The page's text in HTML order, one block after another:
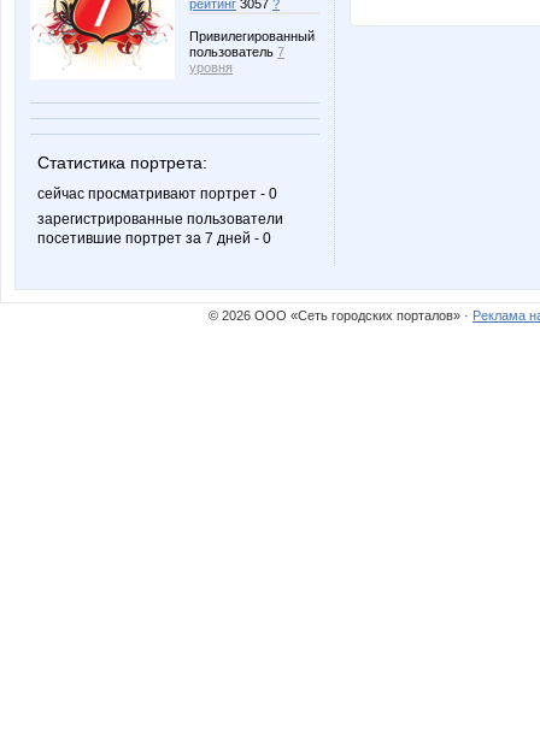
рейтинг 3057 ?
Привилегированный
пользователь 7
уровня
Статистика портрета:
сейчас просматривают портрет - 0
зарегистрированные пользователи
посетившие портрет за 7 дней - 0
© 2026 ООО «Сеть городских порталов» · Реклама